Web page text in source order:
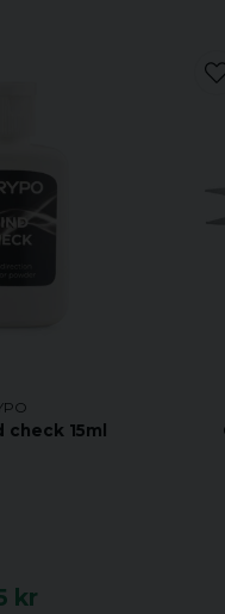
check 15ml
kr